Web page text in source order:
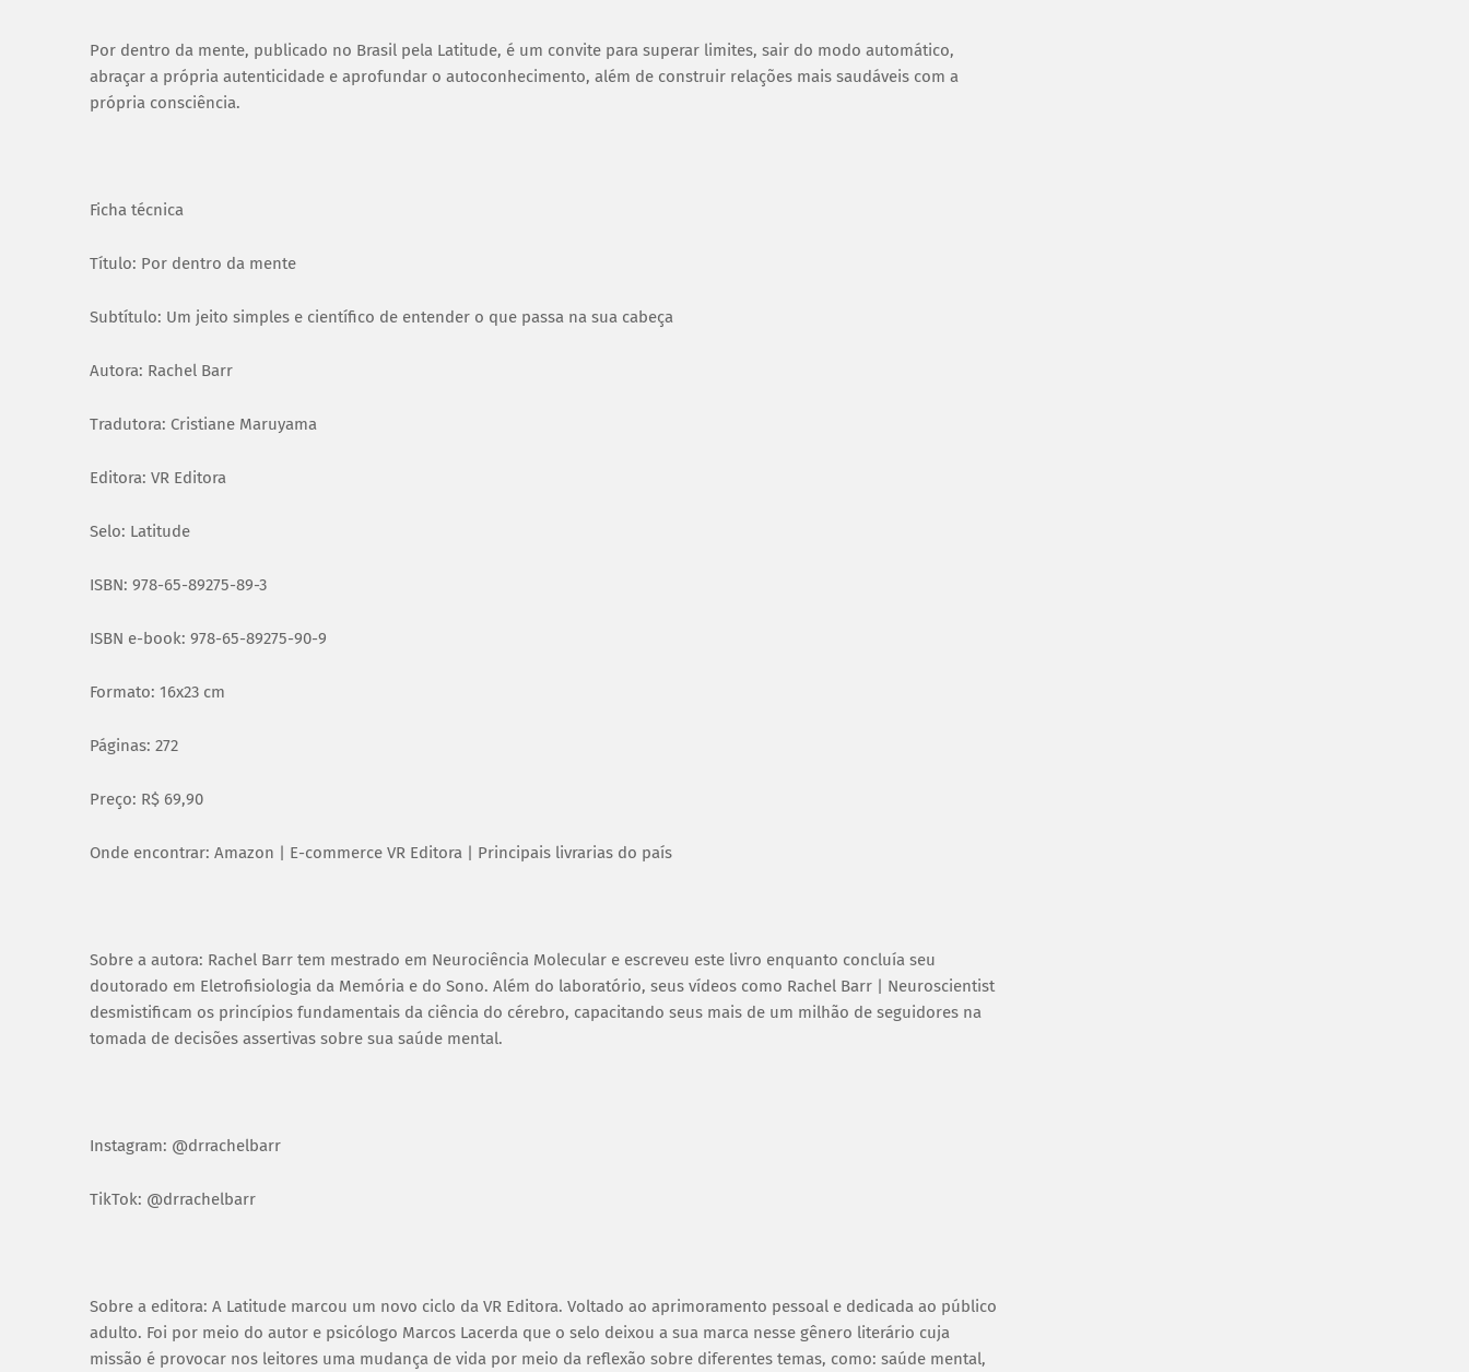
Por dentro da mente, publicado no Brasil pela Latitude, é um convite para superar limites, sair do modo automático,
abraçar a própria autenticidade e aprofundar o autoconhecimento, além de construir relações mais saudáveis com a
própria consciência.
Ficha técnica
Título: Por dentro da mente
Subtítulo: Um jeito simples e científico de entender o que passa na sua cabeça
Autora: Rachel Barr
Tradutora: Cristiane Maruyama
Editora: VR Editora
Selo: Latitude
ISBN: 978-65-89275-89-3
ISBN e-book: 978-65-89275-90-9
Formato: 16x23 cm
Páginas: 272
Preço: R$ 69,90
Onde encontrar: Amazon | E-commerce VR Editora | Principais livrarias do país
Sobre a autora: Rachel Barr tem mestrado em Neurociência Molecular e escreveu este livro enquanto concluía seu
doutorado em Eletrofisiologia da Memória e do Sono. Além do laboratório, seus vídeos como Rachel Barr | Neuroscientist
desmistificam os princípios fundamentais da ciência do cérebro, capacitando seus mais de um milhão de seguidores na
tomada de decisões assertivas sobre sua saúde mental.
Instagram: @drrachelbarr
TikTok: @drrachelbarr
Sobre a editora: A Latitude marcou um novo ciclo da VR Editora. Voltado ao aprimoramento pessoal e dedicada ao público
adulto. Foi por meio do autor e psicólogo Marcos Lacerda que o selo deixou a sua marca nesse gênero literário cuja
missão é provocar nos leitores uma mudança de vida por meio da reflexão sobre diferentes temas, como: saúde mental,